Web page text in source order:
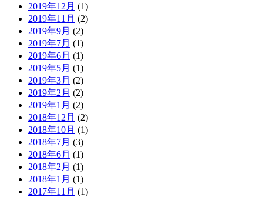
2019年12月 (1)
2019年11月 (2)
2019年9月 (2)
2019年7月 (1)
2019年6月 (1)
2019年5月 (1)
2019年3月 (2)
2019年2月 (2)
2019年1月 (2)
2018年12月 (2)
2018年10月 (1)
2018年7月 (3)
2018年6月 (1)
2018年2月 (1)
2018年1月 (1)
2017年11月 (1)